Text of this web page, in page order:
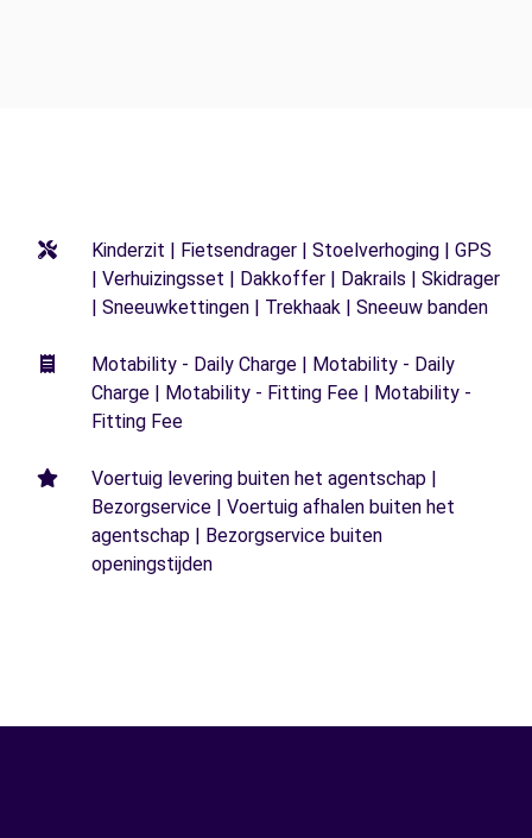
Kinderzit | Fietsendrager | Stoelverhoging | GPS
| Verhuizingsset | Dakkoffer | Dakrails | Skidrager
| Sneeuwkettingen | Trekhaak | Sneeuw banden
Motability - Daily Charge | Motability - Daily
Charge | Motability - Fitting Fee | Motability -
Fitting Fee
Voertuig levering buiten het agentschap |
Bezorgservice | Voertuig afhalen buiten het
agentschap | Bezorgservice buiten
openingstijden